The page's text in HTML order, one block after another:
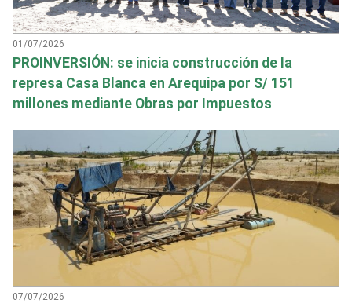
01/07/2026
PROINVERSIÓN: se inicia construcción de la
represa Casa Blanca en Arequipa por S/ 151
millones mediante Obras por Impuestos
07/07/2026